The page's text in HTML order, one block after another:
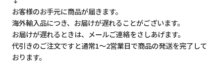
お客様のお手元に商品が届きます。
海外輸入品につき、お届けが遅れることがございます。
お届けが遅れるときは、メールご連絡をさしあげます。
代引きのご注文ですと通常1～2営業日で商品の発送を完了して
おります。